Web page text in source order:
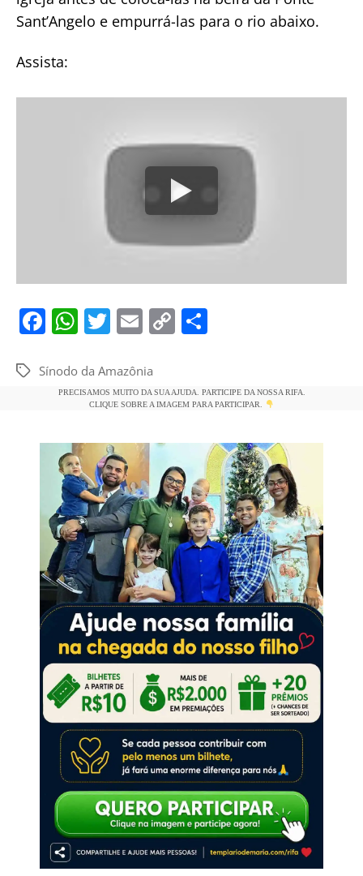
Sant’Angelo e empurrá-las para o rio abaixo.
Assista:
F
c
e
o
o
k
W
at
s
p
p
T
itt
er
E
ai
l
C
y
n
k
e
TagsSínodo da Amazônia
PRECISAMOS MUITO DA SUA AJUDA. PARTICIPE DA NOSSA RIFA.
CLIQUE SOBRE A IMAGEM PARA PARTICIPAR.